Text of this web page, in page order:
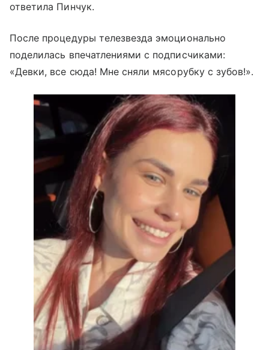
ответила Пинчук.
После процедуры телезвезда эмоционально
поделилась впечатлениями с подписчиками:
«Девки, все сюда! Мне сняли мясорубку с зубов!».